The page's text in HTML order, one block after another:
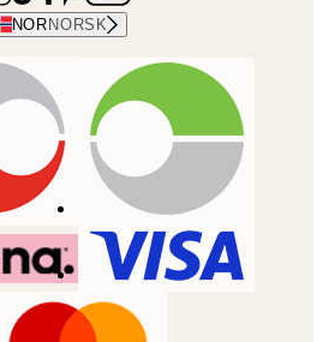
NOR NORSK